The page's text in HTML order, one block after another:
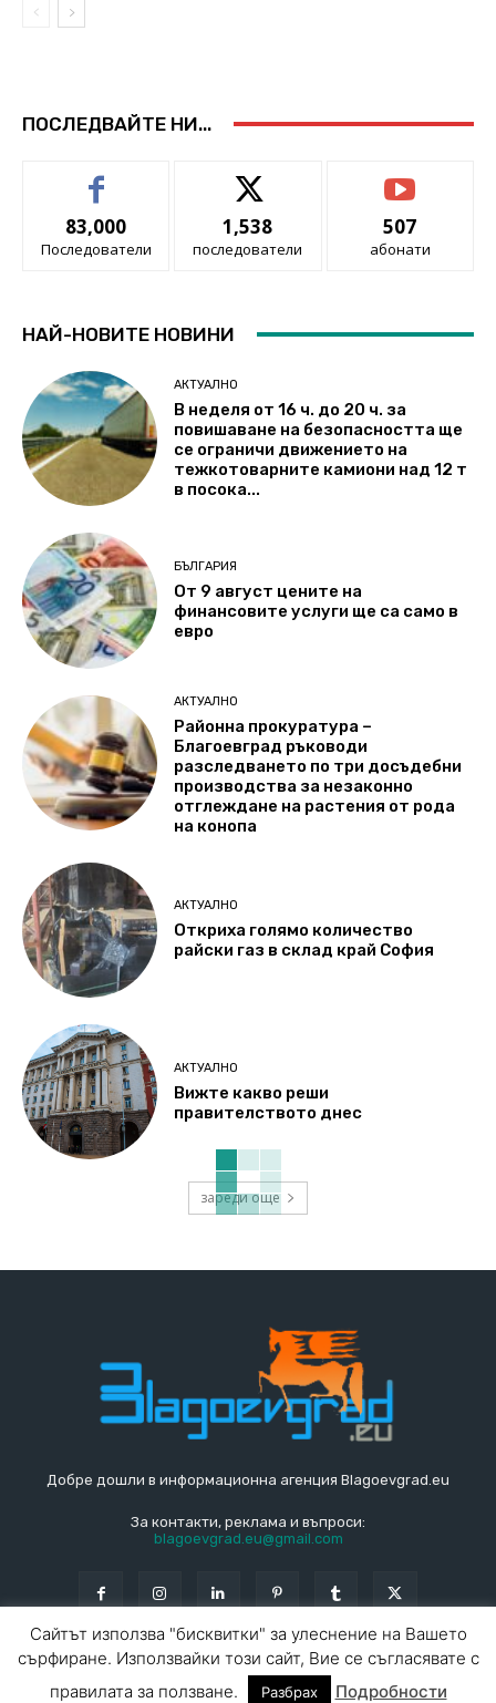
ПОСЛЕДВАЙТЕ НИ...
83,000
Последователи
1,538
последователи
507
абонати
НАЙ-НОВИТЕ НОВИНИ
АКТУАЛНО
В неделя от 16 ч. до 20 ч. за
повишаване на безопасността ще
се ограничи движението на
тежкотоварните камиони над 12 т
в посока...
БЪЛГАРИЯ
От 9 август цените на
финансовите услуги ще са само в
евро
АКТУАЛНО
Районна прокуратура –
Благоевград ръководи
разследването по три досъдебни
производства за незаконно
отглеждане на растения от рода
на конопа
АКТУАЛНО
Откриха голямо количество
райски газ в склад край София
АКТУАЛНО
Вижте какво реши
правителството днес
зареди още
Добре дошли в информационна агенция Blagoevgrad.eu
За контакти, реклама и въпроси:
blagoevgrad.eu@gmail.com
© Blagoevgrad.EU 2010 - 2026 Общи условия |
Сайтът използва "бисквитки" за улеснение на Вашето
сърфиране. Използвайки този сайт, Вие се съгласявате с
правилата за ползване.
Разбрах Подробности